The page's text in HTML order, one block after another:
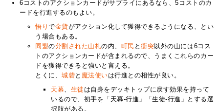
6コストのアクションカードがサプライにあるなら、5コストのカ
ードを行進するのもよい。
悟りで金貨がアクション化して獲得できるようになる、とい
う場合もある。
同盟の分割された山札の内、 町民 と衝突以外の山には6コス
トのアクションカードが含まれるので、うまくこれらのカー
ドを獲得できると強いと言える。
とくに、城砦と 魔法使いは行進との相性が良い。
天幕、 生徒 は自身をデッキトップに戻す効果を持って
いるので、初手を「天幕-行進」「生徒-行進」とする選
択肢がある。